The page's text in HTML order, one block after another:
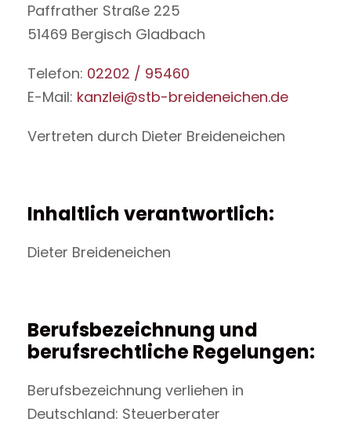
Paffrather Straße 225
51469 Bergisch Gladbach
Telefon: 02202 / 95460
E-Mail: kanzlei@stb-breideneichen.de
Vertreten durch Dieter Breideneichen
Inhaltlich verantwortlich:
Dieter Breideneichen
Berufsbezeichnung und
berufsrechtliche Regelungen:
Berufsbezeichnung verliehen in
Deutschland: Steuerberater